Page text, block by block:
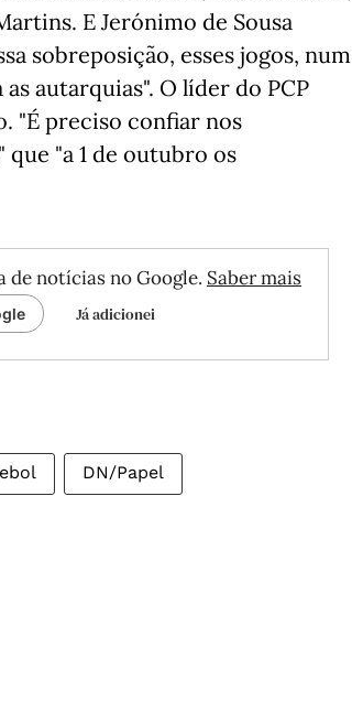
E Jerónimo de Sousa
sobreposição, esses jogos, num
autarquias". O líder do PCP
"É preciso confiar nos
"a 1 de outubro os
notícias no Google. Saber mais
Já adicionei
DN/Papel